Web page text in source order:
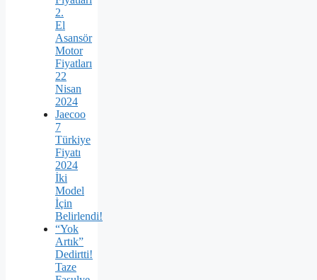
2.
El
Asansör
Motor
Fiyatları
22
Nisan
2024
Jaecoo
7
Türkiye
Fiyatı
2024
İki
Model
İçin
Belirlendi!
“Yok
Artık”
Dedirtti!
Taze